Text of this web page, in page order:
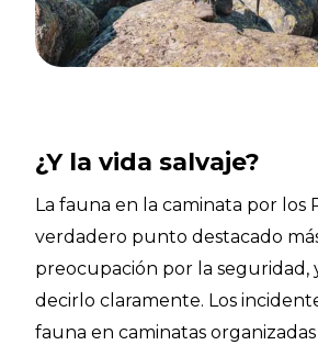
¿Y la vida salvaje?
La fauna en la caminata por los
verdadero punto destacado
preocupación por la seguridad,
decirlo claramente. Los
fauna en caminatas